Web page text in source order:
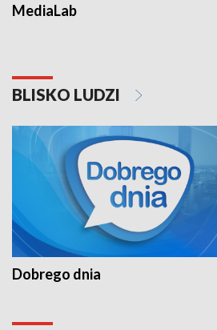
MediaLab
BLISKO LUDZI
Dobrego dnia